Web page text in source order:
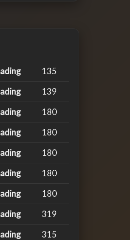
135
139
180
180
180
180
180
319
315